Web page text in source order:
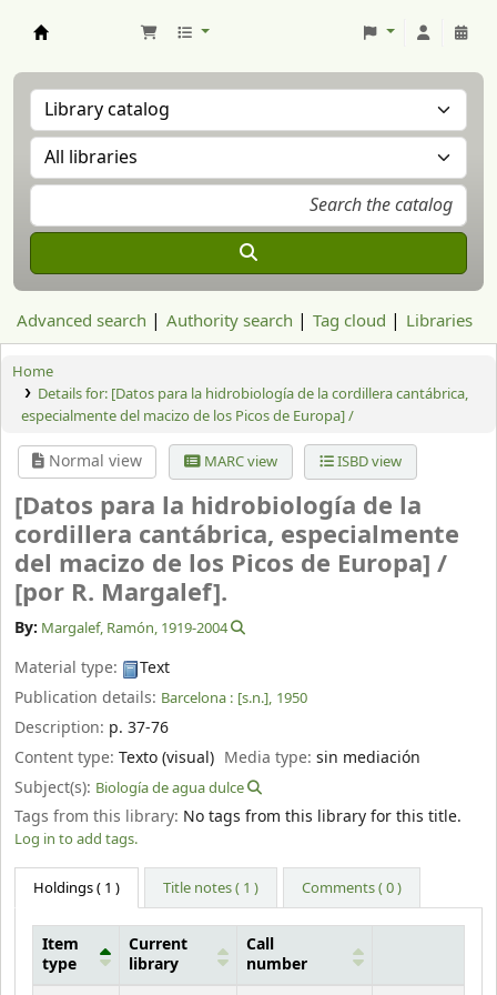
Advanced search Authority search Tag cloud Libraries
Home
Details for: [Datos para la hidrobiología de la cordillera cantábrica,
especialmente del macizo de los Picos de Europa] /
Normal view MARC view ISBD view
[Datos para la hidrobiología de la
cordillera cantábrica, especialmente
del macizo de los Picos de Europa] /
[por R. Margalef].
By: Margalef, Ramón, 1919-2004
Material type:
Text
Publication details: Barcelona : [s.n.], 1950
Description: p. 37-76
Content type: Texto (visual) Media type:sin mediación
Subject(s): Biología de agua dulce
Tags from this library: No tags from this library for this title.
Log in to add tags.
Holdings( 1 ) Title notes ( 1 ) Comments ( 0 )
Item
type
Current
library
Call
number